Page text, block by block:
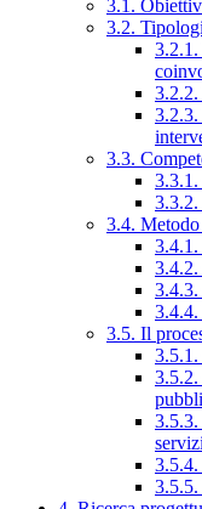
3.1.
3.2.
3.2.3.
3.3.
3.4.
3.4.2.
3.4.4.
3.5. Il
3.5.1.
3.5.2.
3.5.3.
3.5.4.
3.5.5.